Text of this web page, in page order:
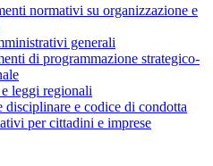
normativi su organizzazione e
generali
di programmazione strategico-
leggi regionali
disciplinare e codice di condotta
per cittadini e imprese